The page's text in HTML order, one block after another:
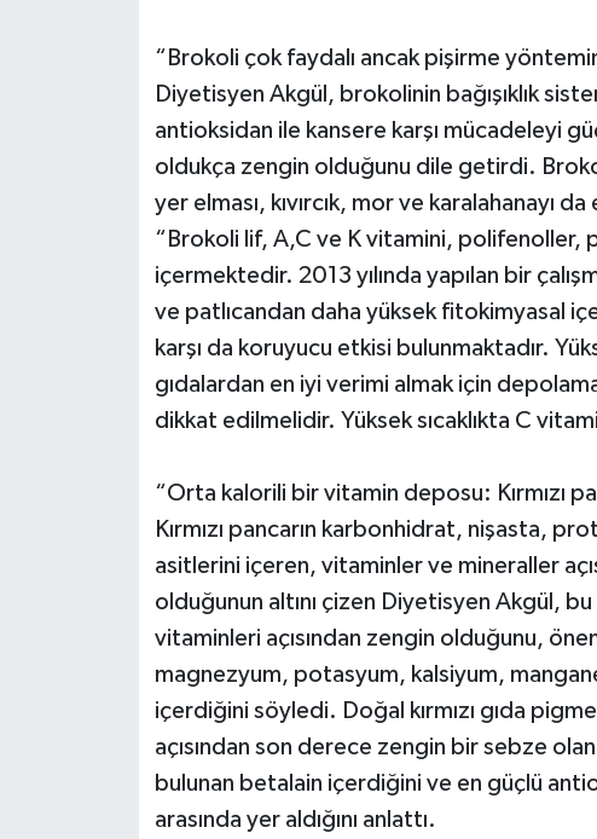
“Brokoli çok faydalı ancak pişirme
Diyetisyen Akgül, brokolinin bağışıklık
antioksidan ile kansere karşı mücadeleyi
oldukça zengin olduğunu dile getirdi.
yer elması, kıvırcık, mor ve karalahanayı
“Brokoli lif, A,C ve K vitamini,
içermektedir. 2013 yılında yapılan bir
ve patlıcandan daha yüksek fitokimyasal
karşı da koruyucu etkisi bulunmaktadır.
gıdalardan en iyi verimi almak için
dikkat edilmelidir. Yüksek sıcaklıkta C
“Orta kalorili bir vitamin deposu: Kırmızı
Kırmızı pancarın karbonhidrat, nişasta,
asitlerini içeren, vitaminler ve mineraller
olduğunun altını çizen Diyetisyen Akgül,
vitaminleri açısından zengin olduğunu,
magnezyum, potasyum, kalsiyum,
içerdiğini söyledi. Doğal kırmızı gıda
açısından son derece zengin bir sebze olan
bulunan betalain içerdiğini ve en güçlü
arasında yer aldığını anlattı.